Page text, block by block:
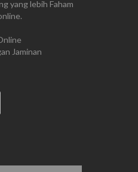
yang lebih Faham
Jaminan